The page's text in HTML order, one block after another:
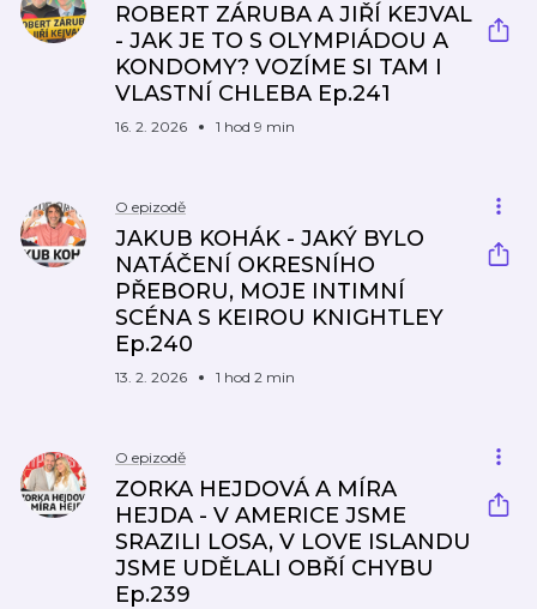
ROBERT ZÁRUBA A JIŘÍ KEJVAL
- JAK JE TO S OLYMPIÁDOU A
KONDOMY? VOZÍME SI TAM I
VLASTNÍ CHLEBA Ep.241
16. 2. 2026 1 hod 9 min
O epizodě
JAKUB KOHÁK - JAKÝ BYLO
NATÁČENÍ OKRESNÍHO
PŘEBORU, MOJE INTIMNÍ
SCÉNA S KEIROU KNIGHTLEY
Ep.240
13. 2. 2026 1 hod 2 min
O epizodě
ZORKA HEJDOVÁ A MÍRA
HEJDA - V AMERICE JSME
SRAZILI LOSA, V LOVE ISLANDU
JSME UDĚLALI OBŘÍ CHYBU
Ep.239